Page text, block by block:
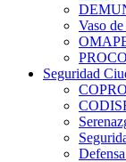
Vaso
Seguridad